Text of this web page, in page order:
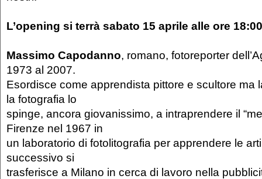
L’opening si terrà sabato 15 aprile alle ore
Massimo Capodanno, romano, fotoreporter
1973 al 2007.
Esordisce come apprendista pittore e scultore ma
la fotografia lo
spinge, ancora giovanissimo, a intraprendere il
Firenze nel 1967 in
un laboratorio di fotolitografia per apprendere le
successivo si
trasferisce a Milano in cerca di lavoro nella